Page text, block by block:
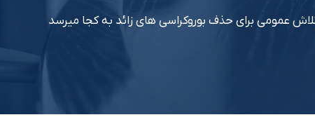
عمومی برای حذف بوروکراسی های زائد به کجا میرسد